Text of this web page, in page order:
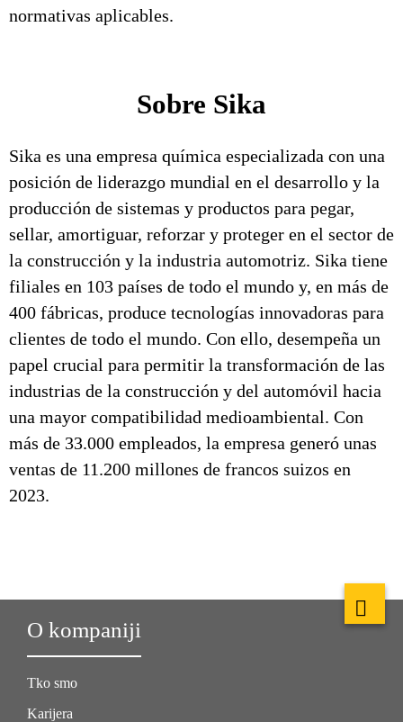
normativas aplicables.
Sobre Sika
Sika es una empresa química especializada con una
posición de liderazgo mundial en el desarrollo y la
producción de sistemas y productos para pegar,
sellar, amortiguar, reforzar y proteger en el sector de
la construcción y la industria automotriz. Sika tiene
filiales en 103 países de todo el mundo y, en más de
400 fábricas, produce tecnologías innovadoras para
clientes de todo el mundo. Con ello, desempeña un
papel crucial para permitir la transformación de las
industrias de la construcción y del automóvil hacia
una mayor compatibilidad medioambiental. Con
más de 33.000 empleados, la empresa generó unas
ventas de 11.200 millones de francos suizos en
2023.
O kompaniji
Tko smo
Karijera